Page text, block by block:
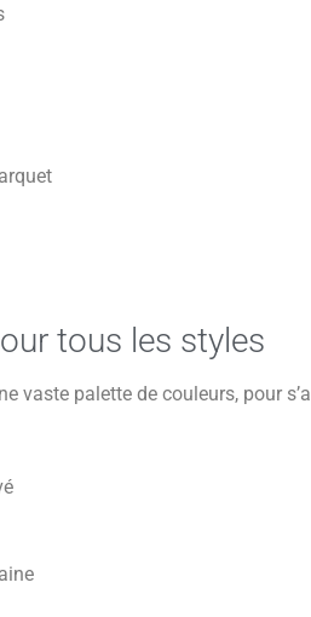
tous les styles
vaste palette de couleurs, pour